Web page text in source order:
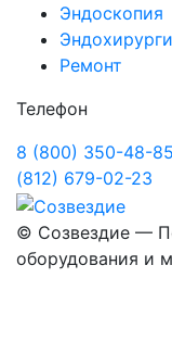
Эндоскопия
Ремонт
Телефон
8 (800) 350-48-85
(812) 679-02-23
© Созвездие —
оборудования и